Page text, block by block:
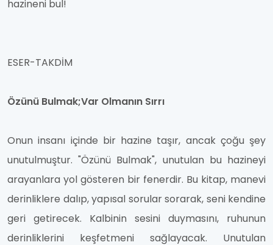
hazineni bul!
ESER-TAKDİM
Özünü Bulmak;Var Olmanın Sırrı
Onun insanı içinde bir hazine taşır, ancak çoğu şey
unutulmuştur. "Özünü Bulmak", unutulan bu hazineyi
arayanlara yol gösteren bir fenerdir. Bu kitap, manevi
derinliklere dalıp, yapısal sorular sorarak, seni kendine
geri getirecek. Kalbinin sesini duymasını, ruhunun
derinliklerini keşfetmeni sağlayacak. Unutulan